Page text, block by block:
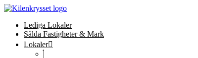
Lediga Lokaler
Sålda Fastigheter & Mark
Lokaler